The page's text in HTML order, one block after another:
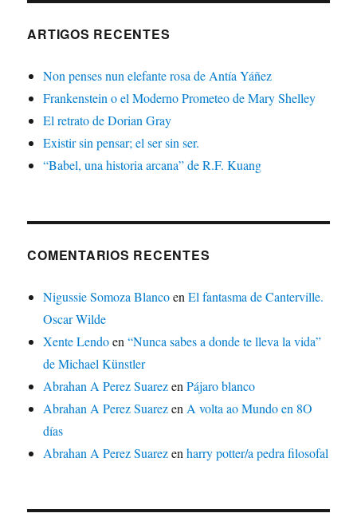
ARTIGOS RECENTES
Non penses nun elefante rosa de Antía Yáñez
Frankenstein o el Moderno Prometeo de Mary Shelley
El retrato de Dorian Gray
Existir sin pensar; el ser sin ser.
“Babel, una historia arcana” de R.F. Kuang
COMENTARIOS RECENTES
Nigussie Somoza BlancoenEl fantasma de Canterville.
Oscar Wilde
Xente Lendoen“Nunca sabes a donde te lleva la vida”
de Michael Künstler
Abrahan A Perez SuarezenPájaro blanco
Abrahan A Perez Suarezen A volta ao Mundo en 8O
días
Abrahan A Perez Suarezenharry potter/a pedra filosofal